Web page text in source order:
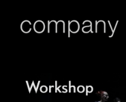
content